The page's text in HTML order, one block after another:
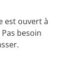
est ouvert à
besoin